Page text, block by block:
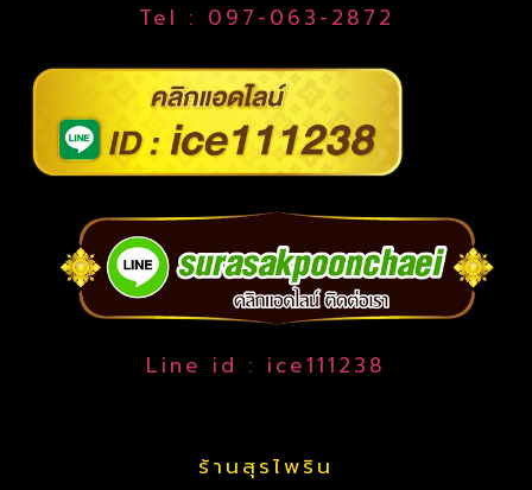
Tel : 097-063-2872
Line id : ice111238
ร้านสุรไพริน